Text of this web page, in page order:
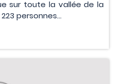
sur toute la vallée de la
personnes...